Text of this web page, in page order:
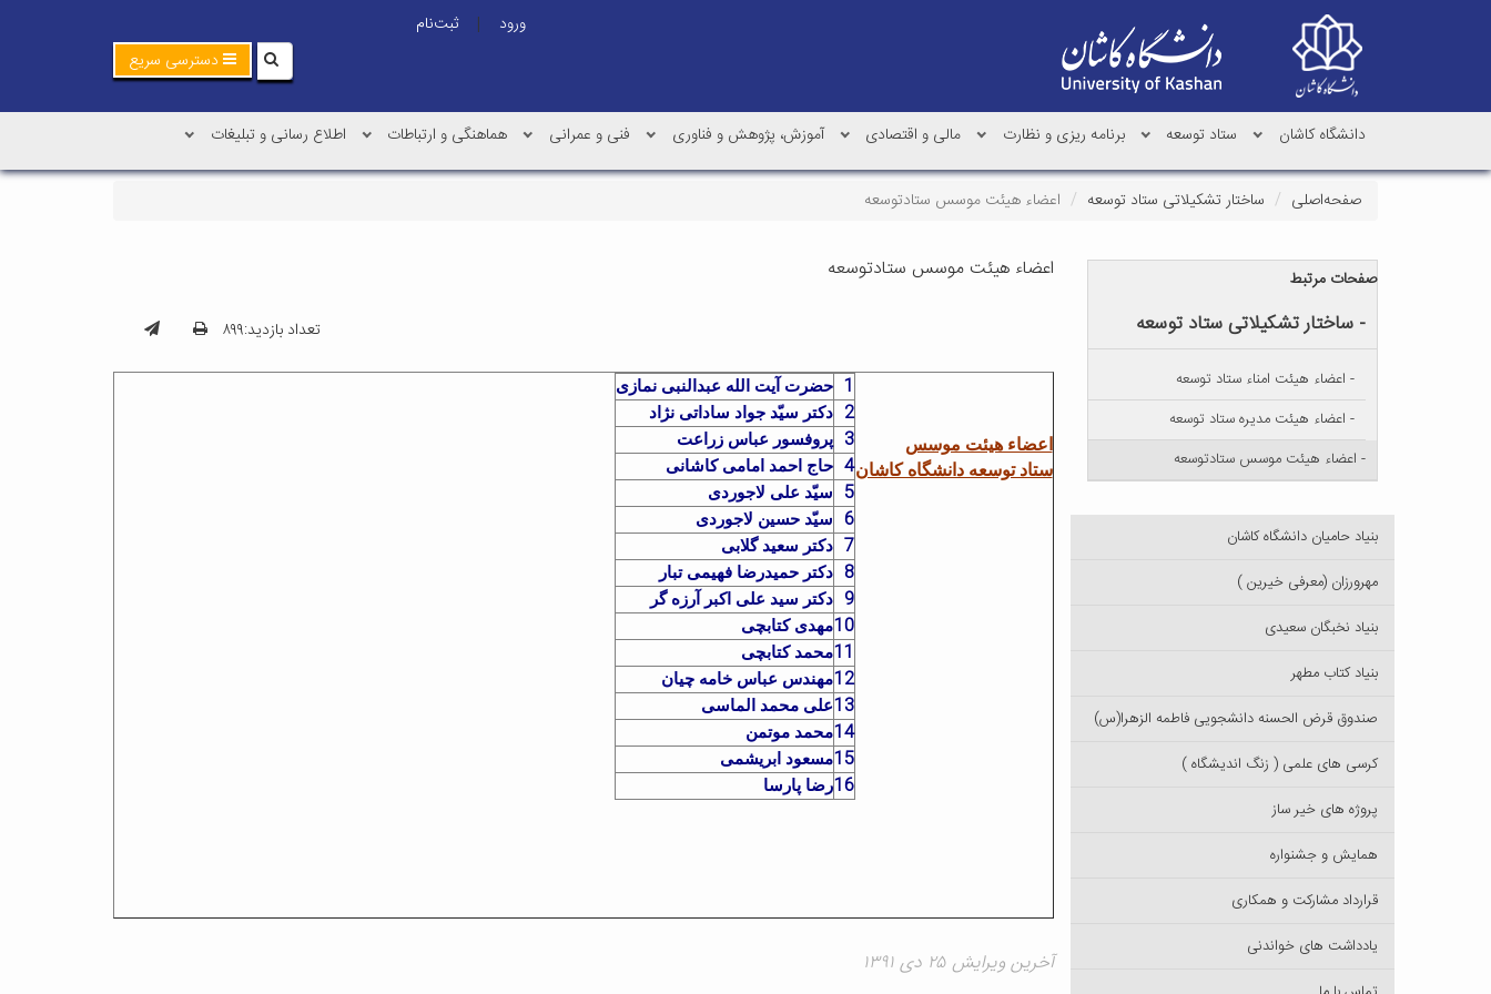
ورود |
ثبت‌نام
دسترسی سریع
دانشگاه کاشان ستاد توسعه برنامه ریزی و نظارت مالی و اقتصادی آموزش، پژوهش و فناوری فنی و عمرانی هماهنگی و ارتباطات اطلاع رسانی و تبلیغات
صفحه‌اصلی ساختار تشکیلاتی ستاد توسعه اعضاء هیئت موسس ستادتوسعه
اعضاء هیئت موسس ستادتوسعه
تعداد بازدید:۸۹۹
اعضاء هیئت موسس
ستاد توسعه دانشگاه کاشان
1 حضرت آیت الله عبدالنبی نمازی
2 دکتر سیّد جواد ساداتی نژاد
3 پروفسور عباس زراعت
4 حاج احمد امامی کاشانی
5 سیّد علی لاجوردی
6 سیّد حسین لاجوردی
7 دکتر سعید گلابی
8 دکتر حمیدرضا فهیمی تبار
9 دکتر سید علی اکبر آرزه گر
10مهدی کتابچی
11محمد کتابچی
12مهندس عباس خامه چیان
13علی محمد الماسی
14محمد موتمن
15مسعود ابریشمی
16رضا پارسا
آخرین ویرایش ۲۵ دی ۱۳۹۱
صفحات مرتبط
- ساختار تشکیلاتی ستاد توسعه
- اعضاء هیئت امناء ستاد توسعه
- اعضاء هیئت مدیره ستاد توسعه
- اعضاء هیئت موسس ستادتوسعه
بنیاد حامیان دانشگاه کاشان
مهرورزان (معرفی خیرین )
بنیاد نخبگان سعیدی
بنیاد کتاب مطهر
صندوق قرض الحسنه دانشجویی فاطمه الزهرا(س)
کرسی های علمی ( زنگ اندیشگاه )
پروژه های خیر ساز
همایش و جشنواره
قرارداد مشارکت و همکاری
یادداشت های خواندنی